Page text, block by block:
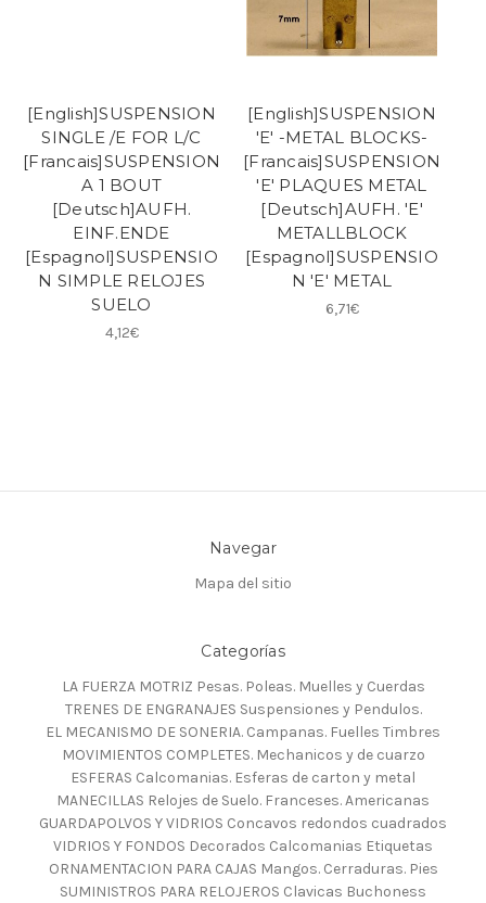
[English]SUSPENSION
SINGLE /E FOR L/C
[Francais]SUSPENSION
A 1 BOUT
[Deutsch]AUFH.
EINF.ENDE
[Espagnol]SUSPENSIO
N SIMPLE RELOJES
SUELO
4,12€
[English]SUSPENSION
'E' -METAL BLOCKS-
[Francais]SUSPENSION
'E' PLAQUES METAL
[Deutsch]AUFH. 'E'
METALLBLOCK
[Espagnol]SUSPENSIO
N 'E' METAL
6,71€
Navegar
Mapa del sitio
Categorías
LA FUERZA MOTRIZ Pesas. Poleas. Muelles y Cuerdas
TRENES DE ENGRANAJES Suspensiones y Pendulos.
EL MECANISMO DE SONERIA. Campanas. Fuelles Timbres
MOVIMIENTOS COMPLETES. Mechanicos y de cuarzo
ESFERAS Calcomanias. Esferas de carton y metal
MANECILLAS Relojes de Suelo. Franceses. Americanas
GUARDAPOLVOS Y VIDRIOS Concavos redondos cuadrados
VIDRIOS Y FONDOS Decorados Calcomanias Etiquetas
ORNAMENTACION PARA CAJAS Mangos. Cerraduras. Pies
SUMINISTROS PARA RELOJEROS Clavicas Buchoness